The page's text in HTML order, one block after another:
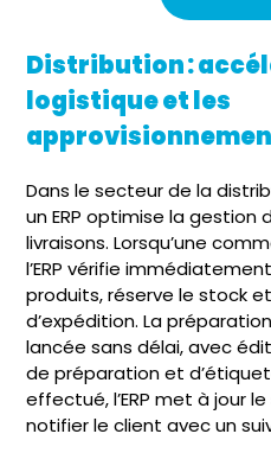
Distribution :
logistique et les
Dans le secteur de la
un ERP optimise la
livraisons. Lorsqu’une
l’ERP vérifie
produits, réserve le stock
d’expédition. La
lancée sans délai, avec
de préparation et
effectué, l’ERP met à jour
notifier le client avec un